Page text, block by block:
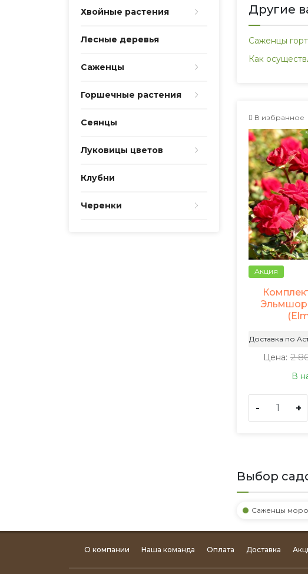
Хвойные растения
Лесные деревья
Саженцы
Горшечные растения
Сеянцы
Луковицы цветов
Клубни
Черенки
Другие
Саженцы
Как
В избранное
Акция
Доставка по
Цена: 2
В
- +
Выбор
Саженцы
О компании Наша команда Оплата Доставка